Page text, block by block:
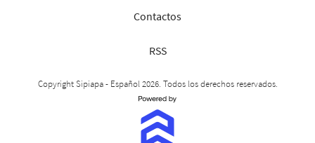
Contactos
RSS
Copyright Sipiapa - Español 2026. Todos los derechos reservados.